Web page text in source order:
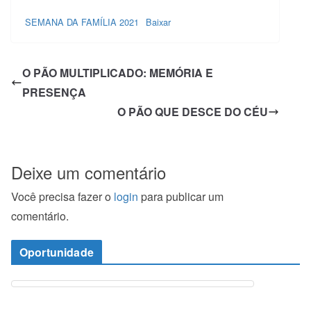
SEMANA DA FAMÍLIA 2021 Baixar
O PÃO MULTIPLICADO: MEMÓRIA E
PRESENÇA
O PÃO QUE DESCE DO CÉU
Deixe um comentário
Você precisa fazer o login para publicar um
comentário.
Oportunidade